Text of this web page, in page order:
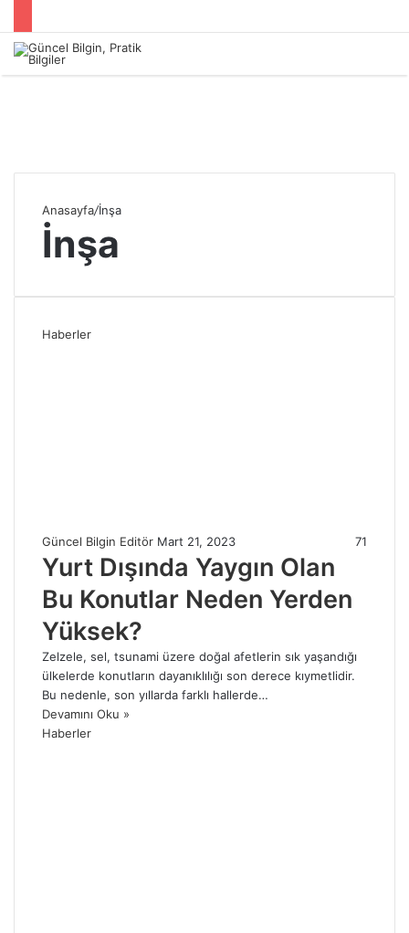
Anasayfa/İnşa
İnşa
Haberler
Güncel Bilgin Editör Mart 21, 2023 71
Yurt Dışında Yaygın Olan
Bu Konutlar Neden Yerden
Yüksek?
Zelzele, sel, tsunami üzere doğal afetlerin sık yaşandığı
ülkelerde konutların dayanıklılığı son derece kıymetlidir.
Bu nedenle, son yıllarda farklı hallerde…
Devamını Oku »
Haberler